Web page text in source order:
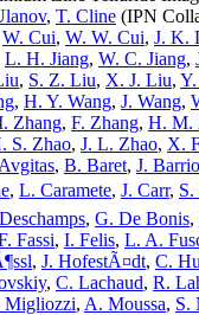
, T. Cline (IPN
W. Cui, W. W. Cui, J. K.
L. H. Jiang, W. C. Jiang,
, S. Z. Liu, X. J. Liu,
, H. Y. Wang, J. Wang,
Zhang, F. Zhang, H. M.
S. Zhao, J. L. Zhao, X.
, B. Baret, J.
, L. Caramete, J. Carr,
, G. De Bonis,
Fassi, I. Felis, L. A.
, J. HofestÃ¤dt, C.
, C. Lachaud, R.
Migliozzi, A. Moussa, S.